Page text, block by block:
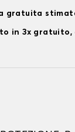
gratuita
in 3x